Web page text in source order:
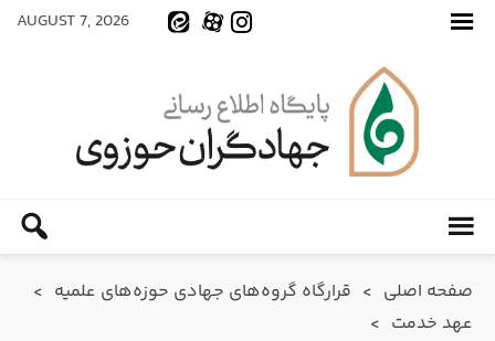
AUGUST 7, 2026
صفحه اصلی > قرارگاه گروه‌های جهادی حوزه‌های علمیه >
عهد خدمت >